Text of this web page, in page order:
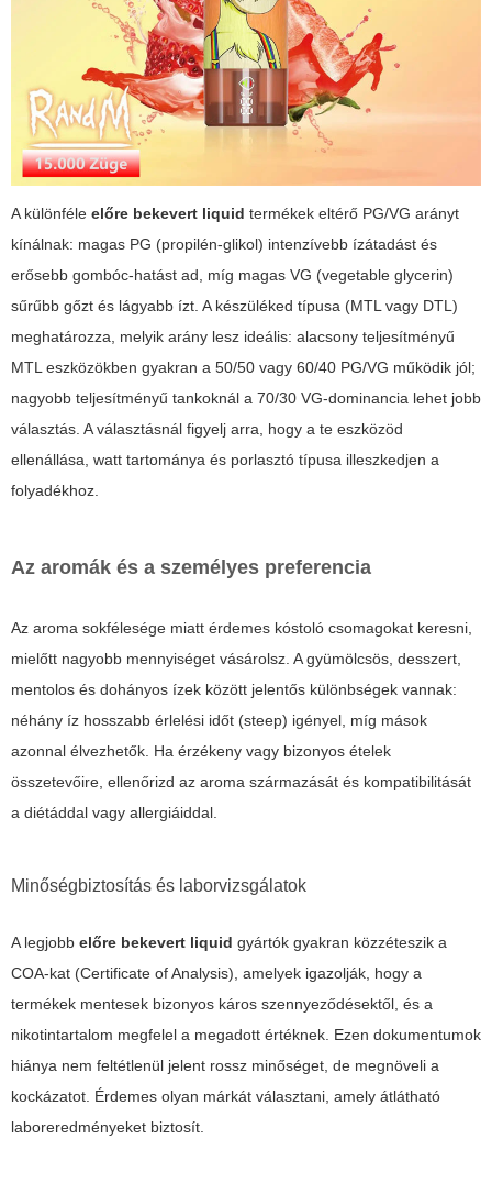
A különféle előre bekevert liquid termékek eltérő PG/VG arányt
kínálnak: magas PG (propilén-glikol) intenzívebb ízátadást és
erősebb gombóc-hatást ad, míg magas VG (vegetable glycerin)
sűrűbb gőzt és lágyabb ízt. A készüléked típusa (MTL vagy DTL)
meghatározza, melyik arány lesz ideális: alacsony teljesítményű
MTL eszközökben gyakran a 50/50 vagy 60/40 PG/VG működik jól;
nagyobb teljesítményű tankoknál a 70/30 VG-dominancia lehet jobb
választás. A választásnál figyelj arra, hogy a te eszközöd
ellenállása, watt tartománya és porlasztó típusa illeszkedjen a
folyadékhoz.
Az aromák és a személyes preferencia
Az aroma sokfélesége miatt érdemes kóstoló csomagokat keresni,
mielőtt nagyobb mennyiséget vásárolsz. A gyümölcsös, desszert,
mentolos és dohányos ízek között jelentős különbségek vannak:
néhány íz hosszabb érlelési időt (steep) igényel, míg mások
azonnal élvezhetők. Ha érzékeny vagy bizonyos ételek
összetevőire, ellenőrizd az aroma származását és kompatibilitását
a diétáddal vagy allergiáiddal.
Minőségbiztosítás és laborvizsgálatok
A legjobb előre bekevert liquid gyártók gyakran közzéteszik a
COA-kat (Certificate of Analysis), amelyek igazolják, hogy a
termékek mentesek bizonyos káros szennyeződésektől, és a
nikotintartalom megfelel a megadott értéknek. Ezen dokumentumok
hiánya nem feltétlenül jelent rossz minőséget, de megnöveli a
kockázatot. Érdemes olyan márkát választani, amely átlátható
laboreredményeket biztosít.